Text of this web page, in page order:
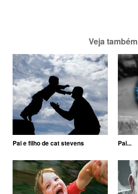
Veja também
Pai e filho de cat stevens Pai...